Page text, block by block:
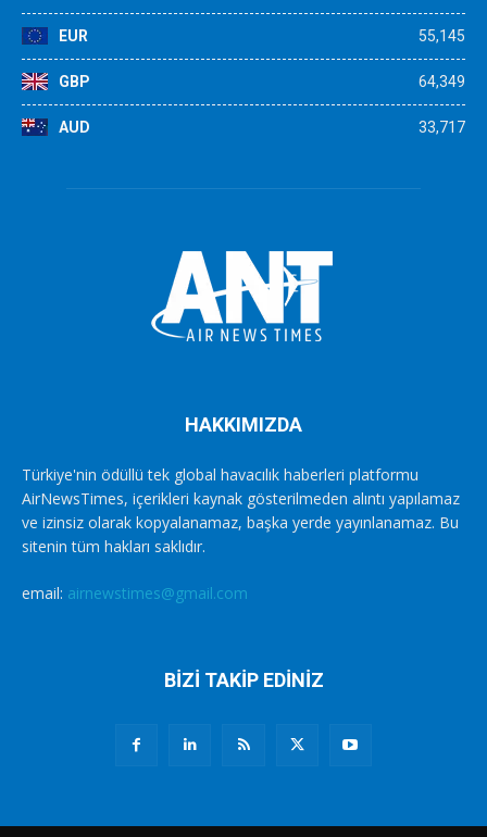
EUR 55,145
GBP 64,349
AUD 33,717
HAKKIMIZDA
Türkiye'nin ödüllü tek global havacılık haberleri platformu
AirNewsTimes, içerikleri kaynak gösterilmeden alıntı yapılamaz
ve izinsiz olarak kopyalanamaz, başka yerde yayınlanamaz. Bu
sitenin tüm hakları saklıdır.
email: airnewstimes@gmail.com
BİZİ TAKİP EDİNİZ